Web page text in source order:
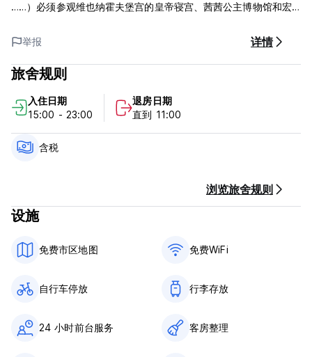
……）必须参观维也纳霍夫堡宫的皇帝寝宫、茜茜公主博物馆和宏
景点，因为 Schottenring 车站就在拐角处：从那里您可以搭乘
U2、U4、1、2 和 31 路有轨电车以及不少于 9 条公交线路。
酒店拥有 102 间现代化的无烟客房（单人间、双人间和多床间），
您还会在每间客房中发现一点茜茜公主和维也纳的魅力。精心设计
的小细节使我们的酒店与我们位于拐角处的合作酒店“维也纳市中心
弗兰兹梅宁格酒店”区分开来。在那里，弗兰茨带头了！
网。在设有游戏区的酒吧，您可以测试您的桌上足球技能，并喝一
前台提供饮料、三明治、松饼和饼干。
免费服务：
- 无线上网
- 毛巾（宿舍除外）
- 地图
- 行李室
举报 详情
旅舍规则
入住日期
15:00 - 23:00
退房日期
直到 11:00
含税
浏览旅舍规则
设施
免费市区地图 免费WiFi
自行车停放 行李存放
24 小时前台服务 客房整理